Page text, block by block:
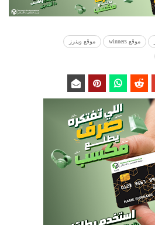
موقع winners موقع وينرز